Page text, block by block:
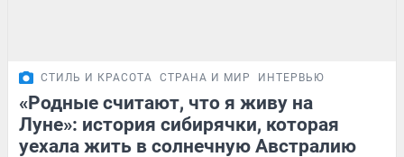
СТИЛЬ И КРАСОТА СТРАНА И МИР ИНТЕРВЬЮ
«Родные считают, что я живу на
Луне»: история сибирячки, которая
уехала жить в солнечную Австралию